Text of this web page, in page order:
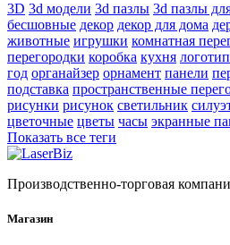
3D 3d модели 3d пазлы 3d пазлы
бесшовные декор декор для дома
животные игрушки комнатная
перегородки коробка кухня логотип
год органайзер орнамент панели
подставка пространственные
рисунки рисунок светильник
цветочные цветы часы экранные
Показать все теги
Производственно-торговая
Магазин